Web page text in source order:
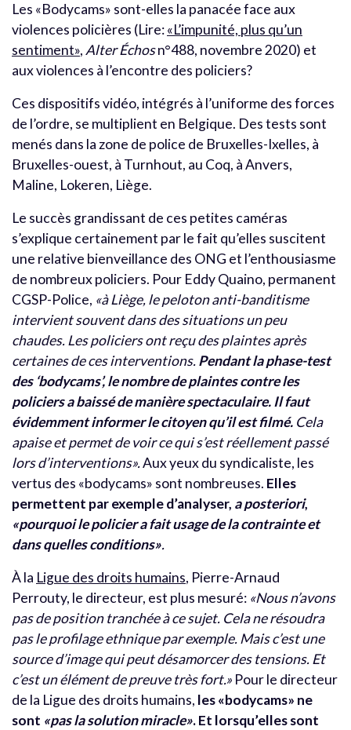
Les «Bodycams» sont-elles la panacée face aux
violences policières (Lire:«L’impunité, plus qu’un
sentiment»,Alter Échosn°488, novembre 2020) et
aux violences à l’encontre des policiers?
Ces dispositifs vidéo, intégrés à l’uniforme des forces
de l’ordre, se multiplient en Belgique. Des tests sont
menés dans la zone de police de Bruxelles-Ixelles, à
Bruxelles-ouest, à Turnhout, au Coq, à Anvers,
Maline, Lokeren, Liège.
Le succès grandissant de ces petites caméras
s’explique certainement par le fait qu’elles suscitent
une relative bienveillance des ONG et l’enthousiasme
de nombreux policiers. Pour Eddy Quaino, permanent
CGSP-Police, «à Liège, le peloton anti-banditisme
intervient souvent dans des situations un peu
chaudes. Les policiers ont reçu des plaintes après
certaines de ces interventions.Pendant la phase-test
des ‘bodycams’, le nombre de plaintes contre les
policiers a baissé de manière spectaculaire. Il faut
évidemment informer le citoyen qu’il est filmé. Cela
apaise et permet de voir ce qui s’est réellement passé
lors d’interventions».Aux yeux du syndicaliste, les
vertus des «bodycams» sont nombreuses. Elles
permettent par exemple d’analyser, a posteriori,
«pourquoi le policier a fait usage de la contrainte et
dans quelles conditions».
À la Ligue des droits humains, Pierre-Arnaud
Perrouty, le directeur, est plus mesuré: «Nous n’avons
pas de position tranchée à ce sujet. Cela ne résoudra
pas le profilage ethnique par exemple. Mais c’est une
source d’image qui peut désamorcer des tensions. Et
c’est un élément de preuve très fort.» Pour le directeur
de la Ligue des droits humains, les «bodycams» ne
sont «pas la solution miracle». Et lorsqu’elles sont